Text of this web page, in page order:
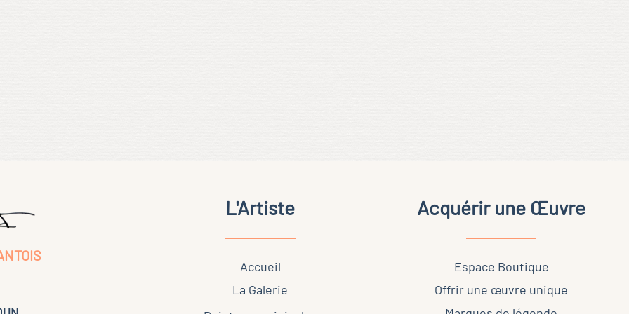
L'Artiste
Accueil
La Galerie
Acquérir une Œuvre
Espace Boutique
Offrir une œuvre unique